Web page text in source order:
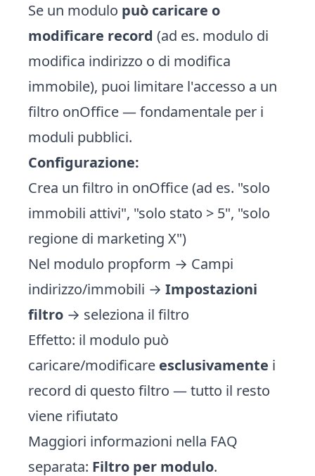
Se un modulo può caricare o
modificare record (ad es. modulo di
modifica indirizzo o di modifica
immobile), puoi limitare l'accesso a un
filtro onOffice — fondamentale per i
moduli pubblici.
Configurazione:
Crea un filtro in onOffice (ad es. "solo
immobili attivi", "solo stato > 5", "solo
regione di marketing X")
Nel modulo propform → Campi
indirizzo/immobili → Impostazioni
filtro → seleziona il filtro
Effetto: il modulo può
caricare/modificare esclusivamente i
record di questo filtro — tutto il resto
viene rifiutato
Maggiori informazioni nella FAQ
separata: Filtro per modulo.